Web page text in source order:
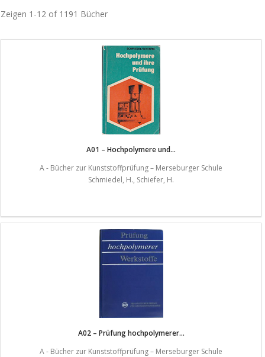
Zeigen 1-12 of 1191 Bücher
A01 – Hochpolymere und...
A - Bücher zur Kunststoffprüfung – Merseburger Schule
Schmiedel, H., Schiefer, H.
A02 – Prüfung hochpolymerer...
A - Bücher zur Kunststoffprüfung – Merseburger Schule